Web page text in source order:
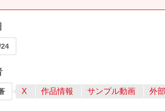
X 作品情報 サンプル動画 外